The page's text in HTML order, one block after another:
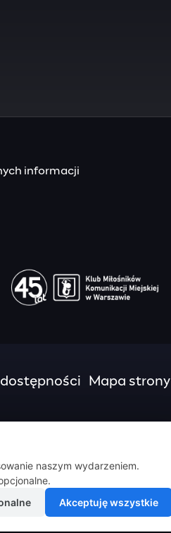
informacji
Mapa strony
naszym wydarzeniem.
Akceptuję wszystkie